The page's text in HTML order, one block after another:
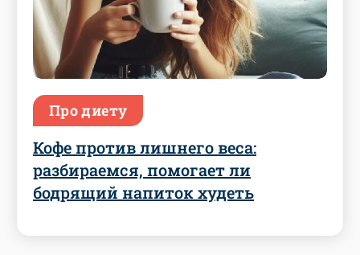
Про диету
Кофе против лишнего веса:
разбираемся, помогает ли
бодрящий напиток худеть